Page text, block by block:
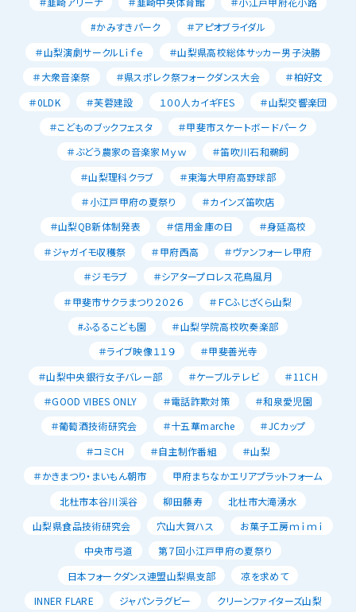
#かみすきパーク
＃アピオブライダル
＃山梨演劇サークルLｉｆｅ
＃山梨県高校総体サッカー男子決勝
＃大衆音楽祭
＃県スポレク祭フォークダンス大会
＃柏好文
＃0LDK
＃芙蓉建設 １００人カイギFES
＃山梨交響楽団
＃こどものブックフェスタ
＃甲斐市スケートボードパーク
＃ぶどう農家の音楽家Ｍｙｗ
＃笛吹川石和鵜飼
＃山梨理科クラブ
＃東海大甲府高野球部
＃小江戸甲府の夏祭り
＃カインズ笛吹店
＃山梨QB新体制発表
＃信用金庫の日
＃身延高校
＃ジャガイモ収穫祭
＃甲府西高
＃ヴァンフォーレ甲府
＃ジモラブ
＃シアタープロレス花鳥風月
＃甲斐市サクラまつり２０２６
＃ＦＣふじざくら山梨
#ふるるこども園
＃山梨学院高校吹奏楽部
＃ライブ映像１１９
＃甲斐善光寺
＃山梨中央銀行女子バレー部
＃ケーブルテレビ
＃11CH
＃GOOD VIBES ONLY
＃電話詐欺対策
＃和泉愛児園
＃葡萄酒技術研究会
＃十五華marche
＃JCカップ
＃コミCH
＃自主制作番組
＃山梨
＃かきまつり・まいもん朝市
甲府まちなかエリアプラットフォーム
北杜市本谷川渓谷
柳田藤寿
北杜市大滝湧水
山梨県食品技術研究会
穴山大賀ハス
お菓子工房ｍｉｍｉ
中央市弓道
第７回小江戸甲府の夏祭り
日本フォークダンス連盟山梨県支部
凉を求めて
INNER FLARE
ジャパンラグビー
クリーンファイターズ山梨